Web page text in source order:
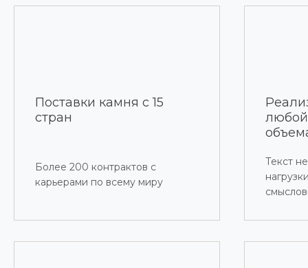
Поставки камня с 15
стран
Более 200 контрактов с
карьерами по всему миру
Текст